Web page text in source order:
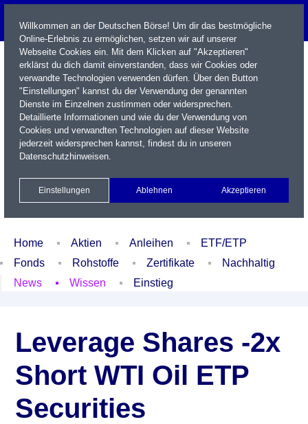
Name / WKN / ISIN / Kürzel
Xetra Realtime
Watchlist Portfolio Login
Home Aktien Anleihen
ETF/ETP
Fonds
Rohstoffe Zertifikate
Nachhaltig
News
Wissen Einstieg
Leverage Shares -2x
Short WTI Oil ETP
Securities
Willkommen an der Deutschen Börse! Um dir das bestmögliche
Online-Erlebnis zu ermöglichen, setzen wir auf unserer
Webseite Cookies ein. Mit dem Klicken auf "Akzeptieren"
erklärst du dich damit einverstanden, dass wir Cookies oder
verwandte Technologien verwenden dürfen. Über den Button
"Einstellungen" kannst du der Verwendung der genannten
Dienste im Einzelnen zustimmen oder widersprechen.
Detaillierte Informationen und wie du der Verwendung von
Cookies und verwandten Technologien auf dieser Website
jederzeit widersprechen kannst, findest du in unseren
Datenschutzhinweisen.
Einstellungen Ablehnen Akzeptieren